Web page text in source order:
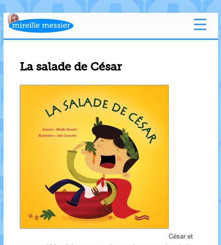
La salade de César
César et